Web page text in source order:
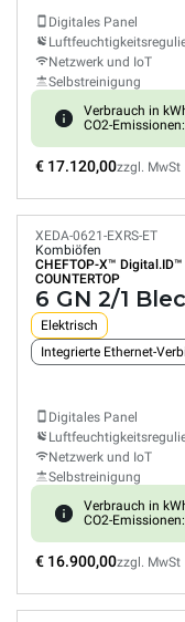
Digitales Panel
Netzwerk und IoT
Selbstreinigung
Verbrauch in
CO2-
€ 17.120,00zzgl. MwSt
XEDA-0621-EXRS-ET
Kombiöfen
CHEFTOP-X™ Digital.ID™
COUNTERTOP
6 GN 2/1
Elektrisch
Integrierte Ethernet-
Digitales Panel
Netzwerk und IoT
Selbstreinigung
Verbrauch in
CO2-
€ 16.900,00zzgl. MwSt